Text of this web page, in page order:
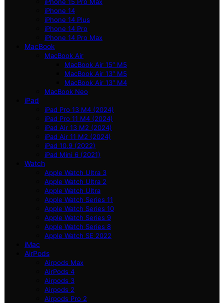
iPhone 14
iPhone 14 Plus
iPhone 14 Pro
iPhone 14 Pro Max
MacBook
MacBook Air
MacBook Air 15″ M5
MacBook Air 13″ M5
MacBook Air 13″ M4
MacBook Neo
iPad
iPad Pro 13 M4 (2024)
iPad Pro 11 M4 (2024)
iPad Air 13 M2 (2024)
iPad Air 11 M2 (2024)
iPad 10.9 (2022)
iPad Mini 6 (2021)
Watch
Apple Watch Ultra 3
Apple Watch Ultra 2
Apple Watch Ultra
Apple Watch Series 11
Apple Watch Series 10
Apple Watch Series 9
Apple Watch Series 8
Apple Watch SE 2022
iMac
AirPods
Airpods Max
AirPods 4
Airpods 3
Airpods 2
Airpods Pro 2